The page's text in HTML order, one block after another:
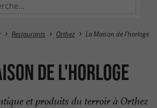
Restaurants Orthez La Maison de l'horloge
de l'horloge
et produits du terroir à Orthez